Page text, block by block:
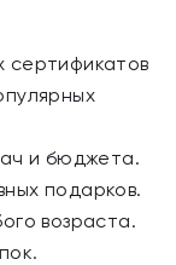
сертификатов
и бюджета.
подарков.
возраста.